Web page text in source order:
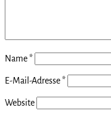
Name*
E-Mail-Adresse*
Website